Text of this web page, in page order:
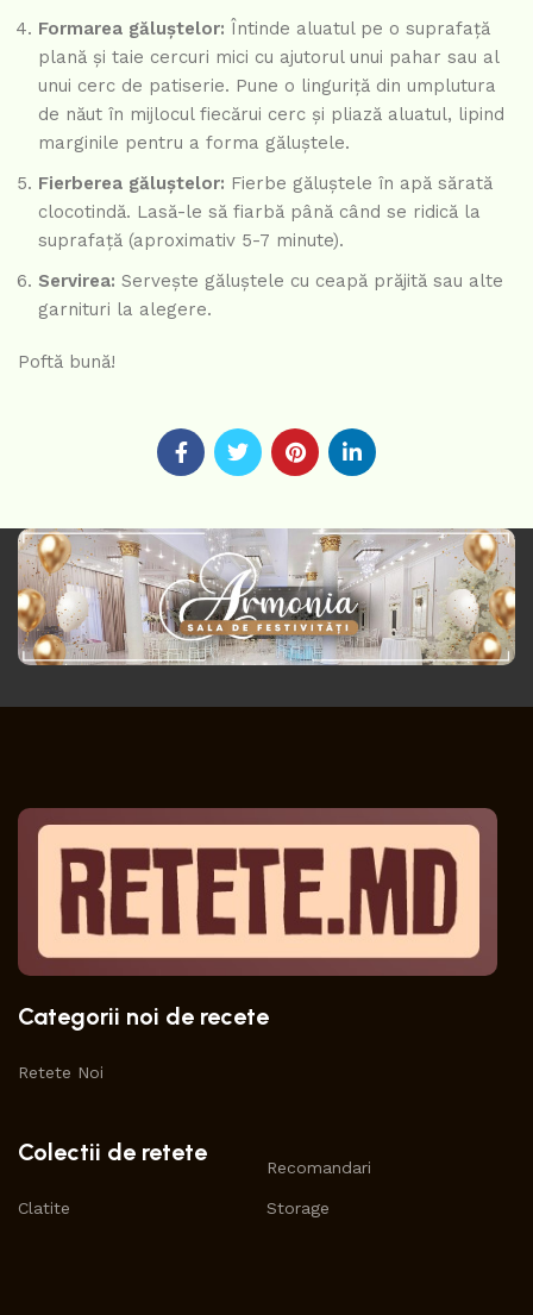
Formarea găluștelor: Întinde aluatul pe o suprafață
plană și taie cercuri mici cu ajutorul unui pahar sau al
unui cerc de patiserie. Pune o linguriță din umplutura
de năut în mijlocul fiecărui cerc și pliază aluatul, lipind
marginile pentru a forma găluștele.
Fierberea găluștelor: Fierbe găluștele în apă sărată
clocotindă. Lasă-le să fiarbă până când se ridică la
suprafață (aproximativ 5-7 minute).
Servirea: Servește găluștele cu ceapă prăjită sau alte
garnituri la alegere.
Poftă bună!
Categorii noi de recete
Retete Noi
Colectii de retete
Clatite
Recomandari
Storage